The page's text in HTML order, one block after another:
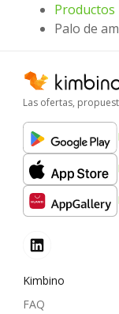
Productos
Palo de
Las ofertas,
Kimbino
FAQ